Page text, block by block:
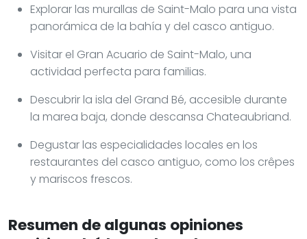
Explorar las murallas de Saint-Malo para una vista
panorámica de la bahía y del casco antiguo.
Visitar el Gran Acuario de Saint-Malo, una
actividad perfecta para familias.
Descubrir la isla del Grand Bé, accesible durante
la marea baja, donde descansa Chateaubriand.
Degustar las especialidades locales en los
restaurantes del casco antiguo, como los crêpes
y mariscos frescos.
Resumen de algunas opiniones